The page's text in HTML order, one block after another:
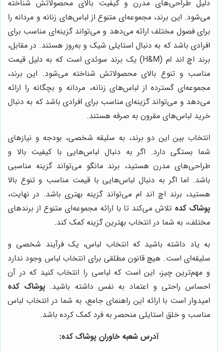
دلیل طراحی‌های مدرن و کیفیت بالای محصولاتش شناخته
می‌شود. این برند، مجموعه‌ای متنوع از لباس‌های زنانه و مردانه را
برای فصول مختلف ارائه می‌دهد و می‌تواند گزینه‌ای مناسب برای
افرادی باشد که به دنبال استایلی شیک و به‌روز هستند. در مقابل،
برند اچ اند ام (H&M) یک برند سوئدی است که به دلیل قیمت
مناسب و تنوع بالای محصولاتش شناخته می‌شود. این برند،
مجموعه‌ای گسترده از لباس‌های زنانه، مردانه و بچگانه را ارائه
می‌دهد و می‌تواند گزینه‌ای مناسب برای افرادی باشد که به دنبال
خرید لباس‌های مقرون به صرفه هستند.
انتخاب بین این دو برند، به سلیقه شخصی، بودجه و نیازهای
شما بستگی دارد. اگر به دنبال لباس‌هایی با کیفیت بالا و
طراحی‌های مدرن هستید، برند مانگو می‌تواند گزینه مناسبی
باشد. اما اگر به دنبال لباس‌هایی با قیمت مناسب و تنوع بالا
هستید، برند اچ اند ام می‌تواند گزینه بهتری باشد. در نهایت،
پوشاک کده تلاش می‌کند تا با ارائه مجموعه‌ای متنوع از برندهای
مختلف، به شما در انتخاب بهترین گزینه کمک کند.
به یاد داشته باشید که انتخاب لباس، یک فرآیند شخصی و
سلیقه‌ای است. هیچ قانون مطلقی برای انتخاب لباس وجود ندارد
و مهم‌ترین چیز، این است که لباسی را انتخاب کنید که در آن
احساس راحتی و اعتماد به نفس داشته باشید.پوشاک کده
امیدوار است با ارائه این راهنمای جامع، به شما در انتخاب لباس
مناسب و خلق استایلی منحصر به فرد کمک کرده باشد.
آدرس شعبه خاوران پوشاک کده: